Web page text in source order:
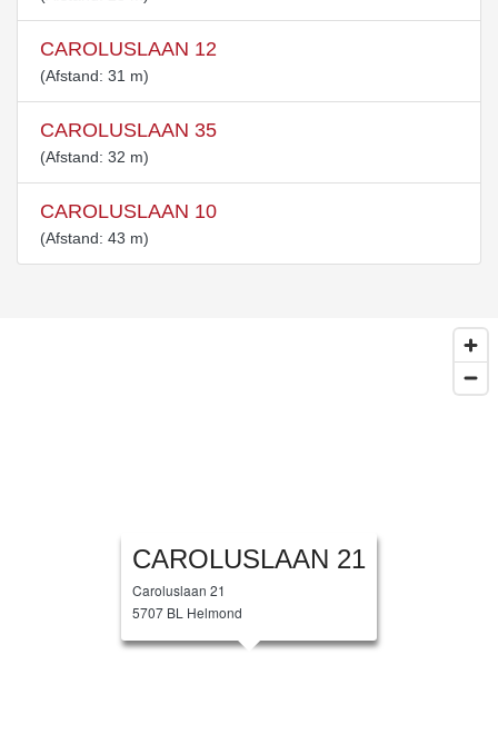
CAROLUSLAAN 12
(Afstand: 31 m)
CAROLUSLAAN 35
(Afstand: 32 m)
CAROLUSLAAN 10
(Afstand: 43 m)
CAROLUSLAAN 21
Caroluslaan 21
5707 BL Helmond